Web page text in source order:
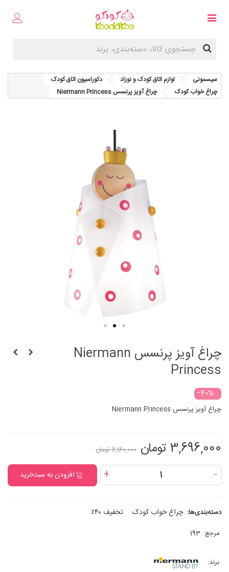
سیسمونی لوازم اتاق کودک و نوزاد
دکوراسیون اتاق کودک
چراغ خواب کودک
چراغ آویز پرنسس Niermann Princess
چراغ آویز پرنسس Niermann
Princess
‎−40%
چراغ آویز پرنسس Niermann Princess
3,696,000 تومان 6,160,000 تومان
-
+ افزودن به سبدخرید
دسته‌بندی‌ها: چراغ خواب کودک تخفیف ۴۰٪
مرجع: 193
برند: